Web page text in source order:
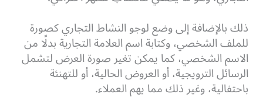
ذلك بالإضافة إلى وضع لوجو النشاط التجاري كصورة
للملف الشخصي، وكتابة اسم العلامة التجارية بدلًا من
الاسم الشخصي، كما يمكن تغير صورة العرض لتشمل
الرسائل الترويجية، أو العروض الحالية، أو للتهنئة
باحتفالية، وغير ذلك مما يهم العملاء.